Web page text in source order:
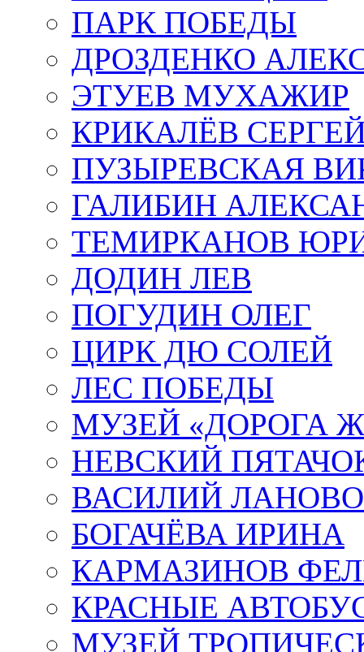
ПАРК ПОБЕДЫ
ДРОЗДЕНКО
ЭТУЕВ МУХАЖИР
КРИКАЛЁВ
ПУЗЫРЕВСКАЯ
ГАЛИБИН
ТЕМИРКАНОВ
ДОДИН ЛЕВ
ПОГУДИН ОЛЕГ
ЦИРК ДЮ СОЛЕЙ
ЛЕС ПОБЕДЫ
МУЗЕЙ «ДОРОГА
НЕВСКИЙ
ВАСИЛИЙ
БОГАЧЁВА ИРИНА
КАРМАЗИНОВ
КРАСНЫЕ
МУЗЕЙ